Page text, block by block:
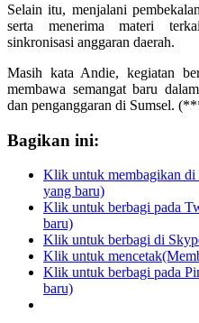
Selain itu, menjalani
serta menerima materi
sinkronisasi anggaran daerah.
Masih kata Andie, kegiatan
membawa semangat baru
dan penganggaran di Sumsel.
Bagikan ini:
Klik untuk membagikan di
yang baru)
Klik untuk berbagi pada
baru)
Klik untuk berbagi di
Klik untuk
Klik untuk berbagi pada
baru)